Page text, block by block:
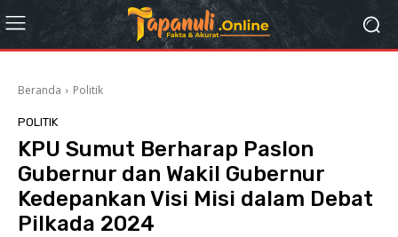
Beranda Politik
POLITIK
KPU Sumut Berharap Paslon
Gubernur dan Wakil Gubernur
Kedepankan Visi Misi dalam Debat
Pilkada 2024